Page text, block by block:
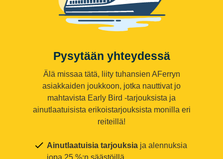
Pysytään yhteydessä
Älä missaa tätä, liity tuhansien AFerryn
asiakkaiden joukkoon, jotka nauttivat jo
mahtavista Early Bird -tarjouksista ja
ainutlaatuisista erikoistarjouksista monilla eri
reiteillä!
Ainutlaatuisia tarjouksia ja alennuksia
jopa 25 %:n säästöillä